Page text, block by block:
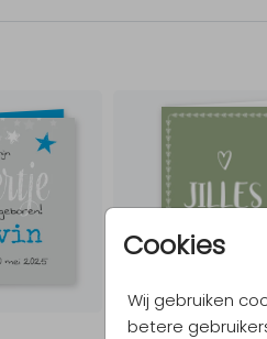
Cookies
Wij gebruiken
betere